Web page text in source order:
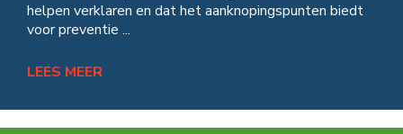
helpen verklaren en dat het aanknopingspunten biedt
voor preventie ...
LEES MEER